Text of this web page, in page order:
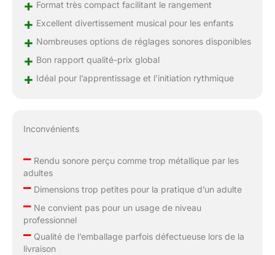
+ Format très compact facilitant le rangement
+ Excellent divertissement musical pour les enfants
+ Nombreuses options de réglages sonores disponibles
+ Bon rapport qualité-prix global
+ Idéal pour l’apprentissage et l’initiation rythmique
Inconvénients
–Rendu sonore perçu comme trop métallique par les
adultes
–Dimensions trop petites pour la pratique d’un adulte
–Ne convient pas pour un usage de niveau
professionnel
–Qualité de l’emballage parfois défectueuse lors de la
livraison